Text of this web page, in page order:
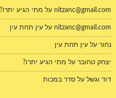
nitzanc@gmail.com על מתי הגיע יתרו?
nitzanc@gmail.com על עין תחת עין
נחור על עין תחת עין
יצחק טחובר על מתי הגיע יתרו?
דוד וגשל על סדר במכות